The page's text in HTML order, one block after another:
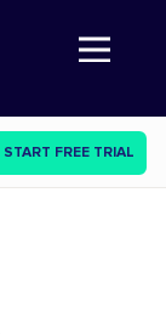
Abre a navegação
START FREE TRIAL